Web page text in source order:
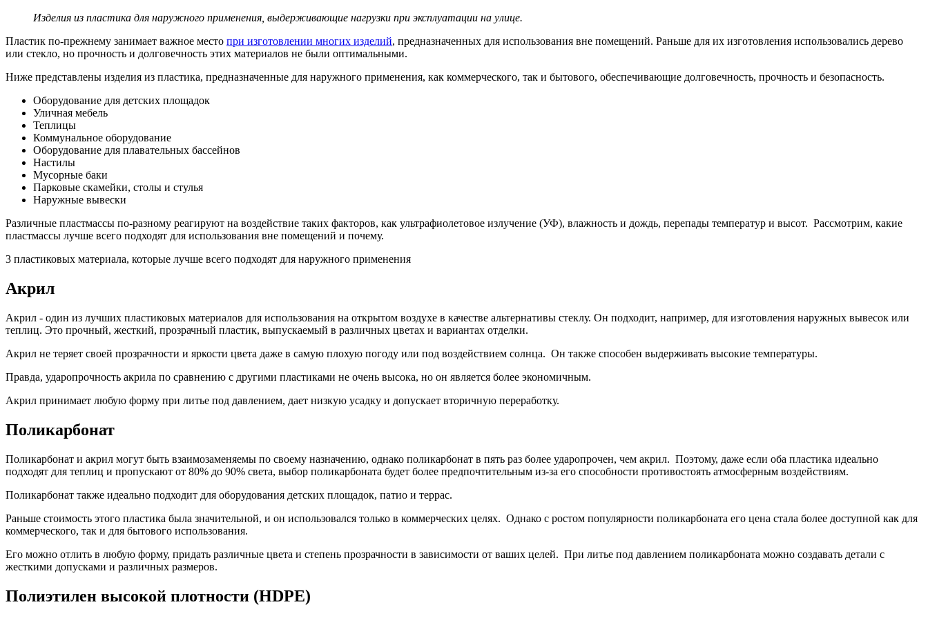
Изделия из пластика для наружного применения, выдерживающие нагрузки при эксплуатации на улице.
Пластик по-прежнему занимает важное место при изготовлении многих изделий, предназначенных для использования вне помещений. Раньше для их изготовления использовались дерево
или стекло, но прочность и долговечность этих материалов не были оптимальными.
Ниже представлены изделия из пластика, предназначенные для наружного применения, как коммерческого, так и бытового, обеспечивающие долговечность, прочность и безопасность.
Оборудование для детских площадок
Уличная мебель
Теплицы
Коммунальное оборудование
Оборудование для плавательных бассейнов
Настилы
Мусорные баки
Парковые скамейки, столы и стулья
Наружные вывески
Различные пластмассы по-разному реагируют на воздействие таких факторов, как ультрафиолетовое излучение (УФ), влажность и дождь, перепады температур и высот. Рассмотрим, какие
пластмассы лучше всего подходят для использования вне помещений и почему.
3 пластиковых материала, которые лучше всего подходят для наружного применения
Акрил
Акрил - один из лучших пластиковых материалов для использования на открытом воздухе в качестве альтернативы стеклу. Он подходит, например, для изготовления наружных вывесок или
теплиц. Это прочный, жесткий, прозрачный пластик, выпускаемый в различных цветах и вариантах отделки.
Акрил не теряет своей прозрачности и яркости цвета даже в самую плохую погоду или под воздействием солнца. Он также способен выдерживать высокие температуры.
Правда, ударопрочность акрила по сравнению с другими пластиками не очень высока, но он является более экономичным.
Акрил принимает любую форму при литье под давлением, дает низкую усадку и допускает вторичную переработку.
Поликарбонат
Поликарбонат и акрил могут быть взаимозаменяемы по своему назначению, однако поликарбонат в пять раз более ударопрочен, чем акрил. Поэтому, даже если оба пластика идеально
подходят для теплиц и пропускают от 80% до 90% света, выбор поликарбоната будет более предпочтительным из-за его способности противостоять атмосферным воздействиям.
Поликарбонат также идеально подходит для оборудования детских площадок, патио и террас.
Раньше стоимость этого пластика была значительной, и он использовался только в коммерческих целях. Однако с ростом популярности поликарбоната его цена стала более доступной как для
коммерческого, так и для бытового использования.
Его можно отлить в любую форму, придать различные цвета и степень прозрачности в зависимости от ваших целей. При литье под давлением поликарбоната можно создавать детали с
жесткими допусками и различных размеров.
Полиэтилен высокой плотности (HDPE)